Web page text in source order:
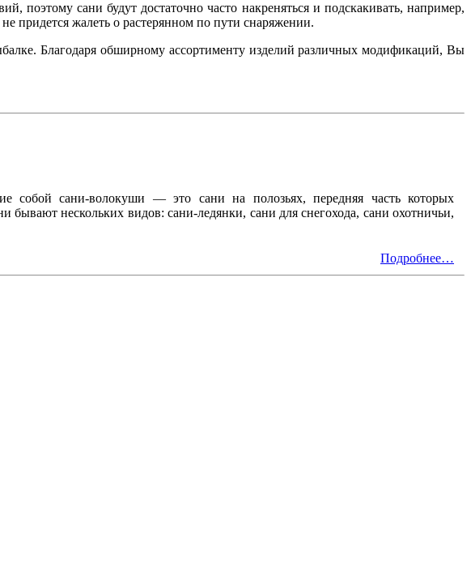
поэтому сани будут достаточно часто накреняться и подскакивать, например,
придется жалеть о растерянном по пути снаряжении.
Благодаря обширному ассортименту изделий различных модификаций, Вы
собой сани-волокуши — это сани на полозьях, передняя часть которых
бывают нескольких видов: сани-ледянки, сани для снегохода, сани охотничьи,
Подробнее…